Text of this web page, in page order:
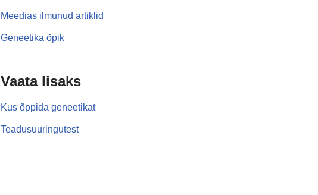
Meedias ilmunud artiklid
Geneetika õpik
Vaata lisaks
Kus õppida geneetikat
Teadusuuringutest